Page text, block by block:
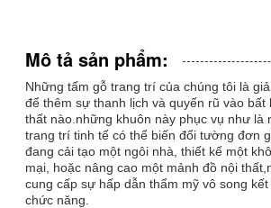
Mô tả sản phẩm:
Những tấm gỗ trang trí của chúng tôi là
để thêm sự thanh lịch và quyến rũ vào bất
thất nào.những khuôn này phục vụ như là
trang trí tinh tế có thể biến đổi tường đơn
đang cải tạo một ngôi nhà, thiết kế một
mại, hoặc nâng cao một mảnh đồ nội
cung cấp sự hấp dẫn thẩm mỹ vô song
chức năng.